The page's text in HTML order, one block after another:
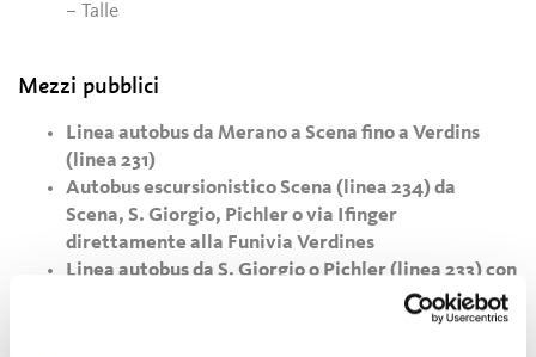
– Talle
Mezzi pubblici
Linea autobus da Merano a Scena fino a Verdins
(linea 231)
Autobus escursionistico Scena (linea 234) da
Scena, S. Giorgio, Pichler o via Ifinger
direttamente alla Funivia Verdines
Linea autobus da S. Giorgio o Pichler (linea 233) con
cambio a Scena scuola proseguendo con al linea 231